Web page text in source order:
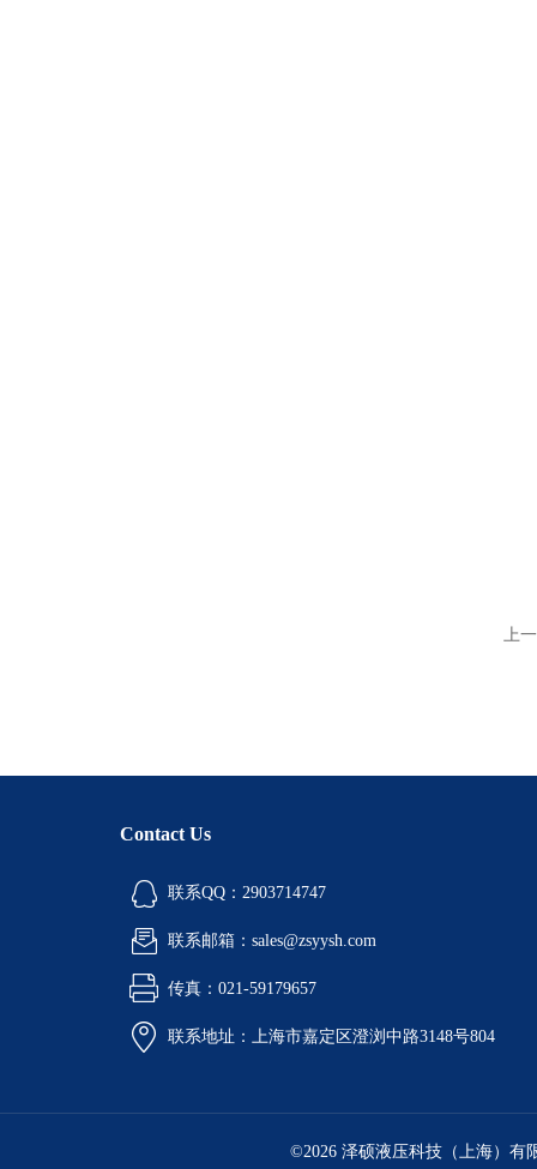
上
Contact Us
联系QQ：2903714747
联系邮箱：sales@zsyysh.com
传真：021-59179657
联系地址：上海市嘉定区澄浏中路3148号804
©2026 泽硕液压科技（上海）有